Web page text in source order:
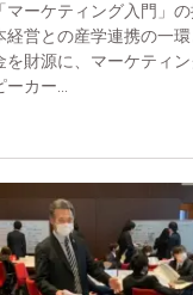
マーケティング入門」
経営との産学連携の一
を財源に、マーケティ
ーカー...